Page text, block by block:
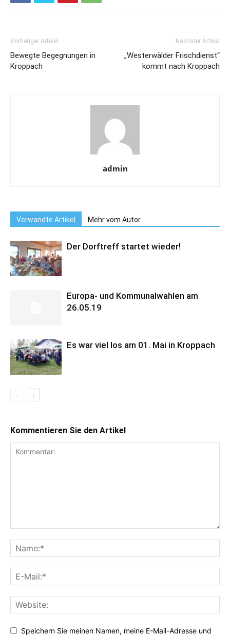
Vorheriger Artikel
Bewegte Begegnungen in
Kroppach
Nächster Artikel
„Westerwälder Frischdienst“
kommt nach Kroppach
admin
Verwandte Artikel Mehr vom Autor
Der Dorftreff startet wieder!
Europa- und Kommunalwahlen am
26.05.19
Es war viel los am 01. Mai in Kroppach
Kommentieren Sie den Artikel
Speichern Sie meinen Namen, meine E-Mail-Adresse und